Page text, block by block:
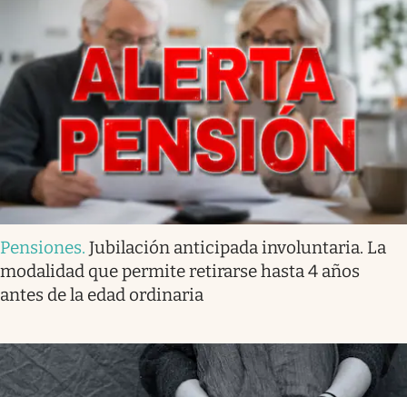
Pensiones. Jubilación anticipada involuntaria. La
modalidad que permite retirarse hasta 4 años
antes de la edad ordinaria